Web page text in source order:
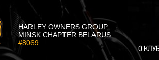
HARLEY OWNERS GROUP
MINSK CHAPTER BELARUS
#8069
О